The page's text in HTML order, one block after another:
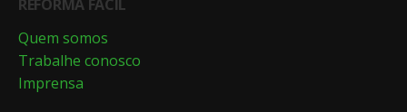
REFORMA FÁCIL
Quem somos
Trabalhe conosco
Imprensa